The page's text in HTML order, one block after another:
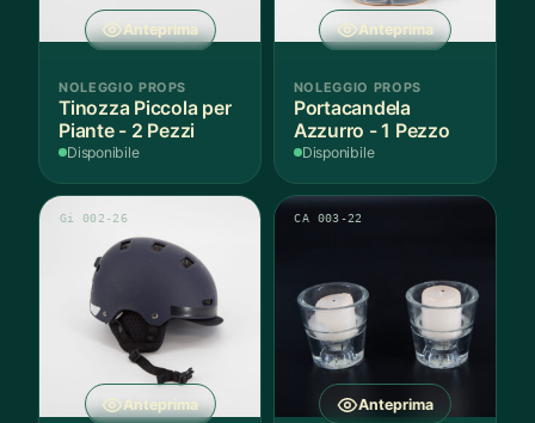
Anteprima
NOLEGGIO PROPS
Tinozza Piccola per
Piante - 2 Pezzi
Disponibile
Anteprima
NOLEGGIO PROPS
Portacandela
Azzurro - 1 Pezzo
Disponibile
Anteprima
Gi 002-26
Anteprima
CA 003-22